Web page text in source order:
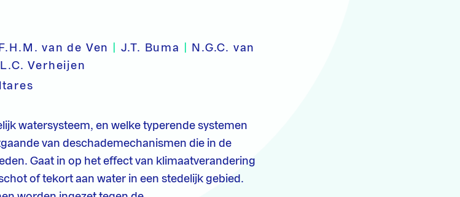
F.H.M. van de Ven J.T. Buma
N.G.C. van
Verheijen
watersysteem, en welke typerende systemen
van deschademechanismen die in de
Gaat in op het effect van klimaatverandering
of tekort aan water in een stedelijk gebied.